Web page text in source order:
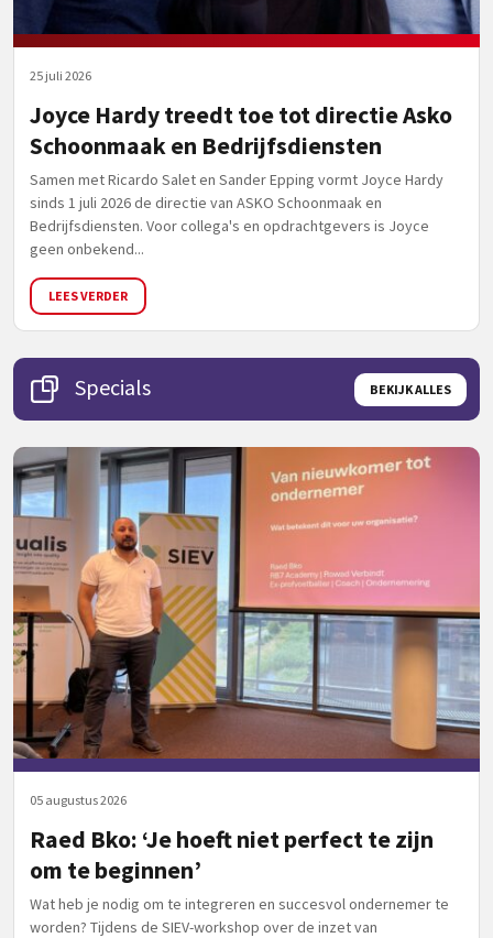
25 juli 2026
Joyce Hardy treedt toe tot directie Asko
Schoonmaak en Bedrijfsdiensten
Samen met Ricardo Salet en Sander Epping vormt Joyce Hardy
sinds 1 juli 2026 de directie van ASKO Schoonmaak en
Bedrijfsdiensten. Voor collega's en opdrachtgevers is Joyce
geen onbekend...
LEES VERDER
Specials BEKIJK ALLES
05 augustus 2026
Raed Bko: ‘Je hoeft niet perfect te zijn
om te beginnen’
Wat heb je nodig om te integreren en succesvol ondernemer te
worden? Tijdens de SIEV-workshop over de inzet van